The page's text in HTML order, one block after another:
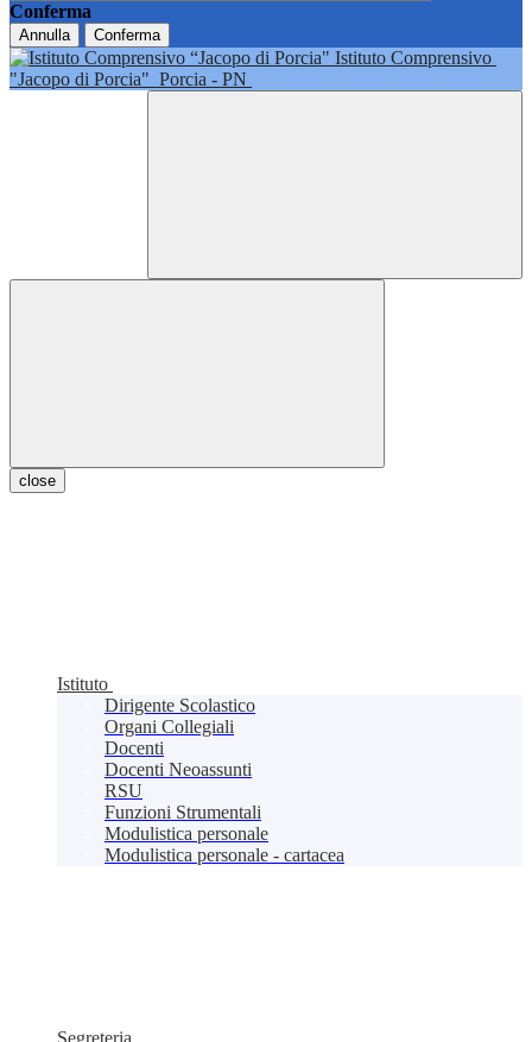
Conferma
Annulla Conferma
Istituto Comprensivo
"Jacopo di Porcia" Porcia - PN
close
Istituto
Dirigente Scolastico
Organi Collegiali
Docenti
Docenti Neoassunti
RSU
Funzioni Strumentali
Modulistica personale
Modulistica personale - cartacea